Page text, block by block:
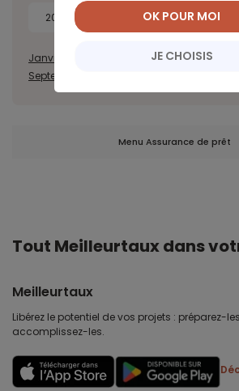
2014
Janvier Avril Mai Juin
Septembre
Menu Assurance de prêt
Tout Meilleurtaux dans
Meilleurtaux
Libérez le potentiel de vos projets : préparez-
accomplissez-les.
JE CHOISIS
OK POUR MOI